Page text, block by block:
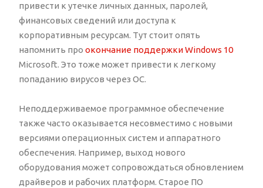
привести к утечке личных данных, паролей,
финансовых сведений или доступа к
корпоративным ресурсам. Тут стоит опять
напомнить про окончание поддержки Windows 10
Microsoft. Это тоже может привести к легкому
попаданию вирусов через ОС.
Неподдерживаемое программное обеспечение
также часто оказывается несовместимо с новыми
версиями операционных систем и аппаратного
обеспечения. Например, выход нового
оборудования может сопровождаться обновлением
драйверов и рабочих платформ. Старое ПО